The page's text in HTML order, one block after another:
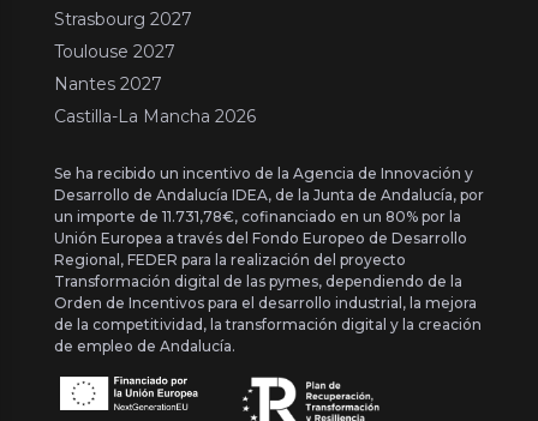
Strasbourg 2027
Toulouse 2027
Nantes 2027
Castilla-La Mancha 2026
Se ha recibido un incentivo de la Agencia de Innovación y
Desarrollo de Andalucía IDEA, de la Junta de Andalucía, por
un importe de 11.731,78€, cofinanciado en un 80% por la
Unión Europea a través del Fondo Europeo de Desarrollo
Regional, FEDER para la realización del proyecto
Transformación digital de las pymes, dependiendo de la
Orden de Incentivos para el desarrollo industrial, la mejora
de la competitividad, la transformación digital y la creación
de empleo de Andalucía.